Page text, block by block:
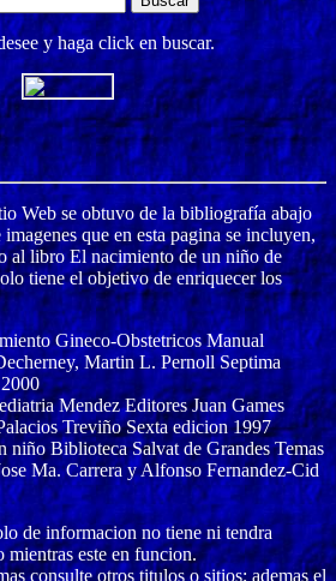
y haga click en buscar.
Web se obtuvo de la bibliografía abajo
que en esta pagina se incluyen,
al libro El nacimiento de un niño de
tiene el objetivo de enriquecer los
Gineco-Obstetricos Manual
Martin L. Pernoll Septima
Mendez Editores Juan Games
Treviño Sexta edicion 1997
niño Biblioteca Salvat de Grandes Temas
Ma. Carrera y Alfonso Fernandez-Cid
de informacion no tiene ni tendra
este en funcion.
consulte otros titulos o sitios; ademas el